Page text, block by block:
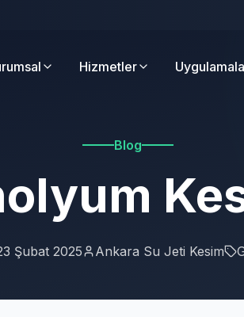
Hizmetler
Blog
Şubat 2025 Ankara Su Jeti Kesim